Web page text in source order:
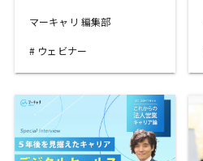
マーキャリ 編集部
ウェビナー